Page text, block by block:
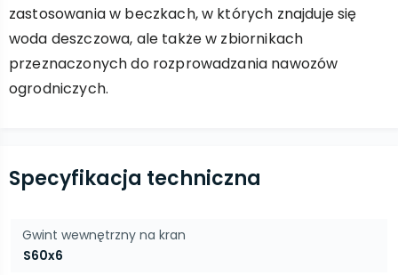
zastosowania w beczkach, w których znajduje się
woda deszczowa, ale także w zbiornikach
przeznaczonych do rozprowadzania nawozów
ogrodniczych.
Specyfikacja techniczna
Gwint wewnętrzny na kran
S60x6